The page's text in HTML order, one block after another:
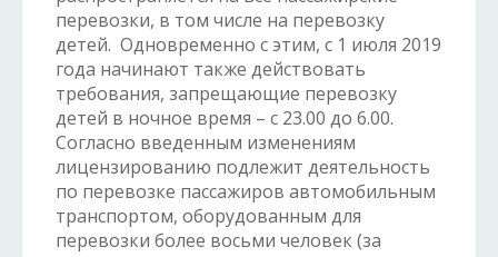
перевозки, в том числе на перевозку
детей. Одновременно с этим, с 1 июля 2019
года начинают также действовать
требования, запрещающие перевозку
детей в ночное время – с 23.00 до 6.00.
Согласно введенным изменениям
лицензированию подлежит деятельность
по перевозке пассажиров автомобильным
транспортом, оборудованным для
перевозки более восьми человек (за